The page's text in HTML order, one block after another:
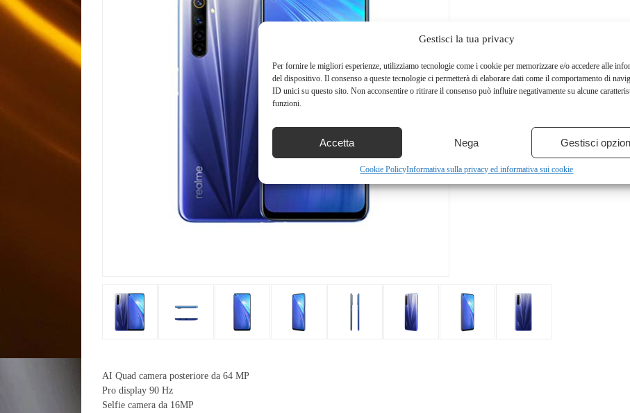
Gestisci la tua privacy
Per fornire le migliori esperienze, utilizziamo tecnologie come i cookie per memorizzare e/o accedere alle
del dispositivo. Il consenso a queste tecnologie ci permetterà di elaborare dati come il comportamento di
ID unici su questo sito. Non acconsentire o ritirare il consenso può influire negativamente su alcune
funzioni.
Accetta Nega Gestisci
Cookie PolicyInformativa sulla privacy ed informativa sui cookie
AI Quad camera posteriore da 64 MP
Pro display 90 Hz
Selfie camera da 16MP